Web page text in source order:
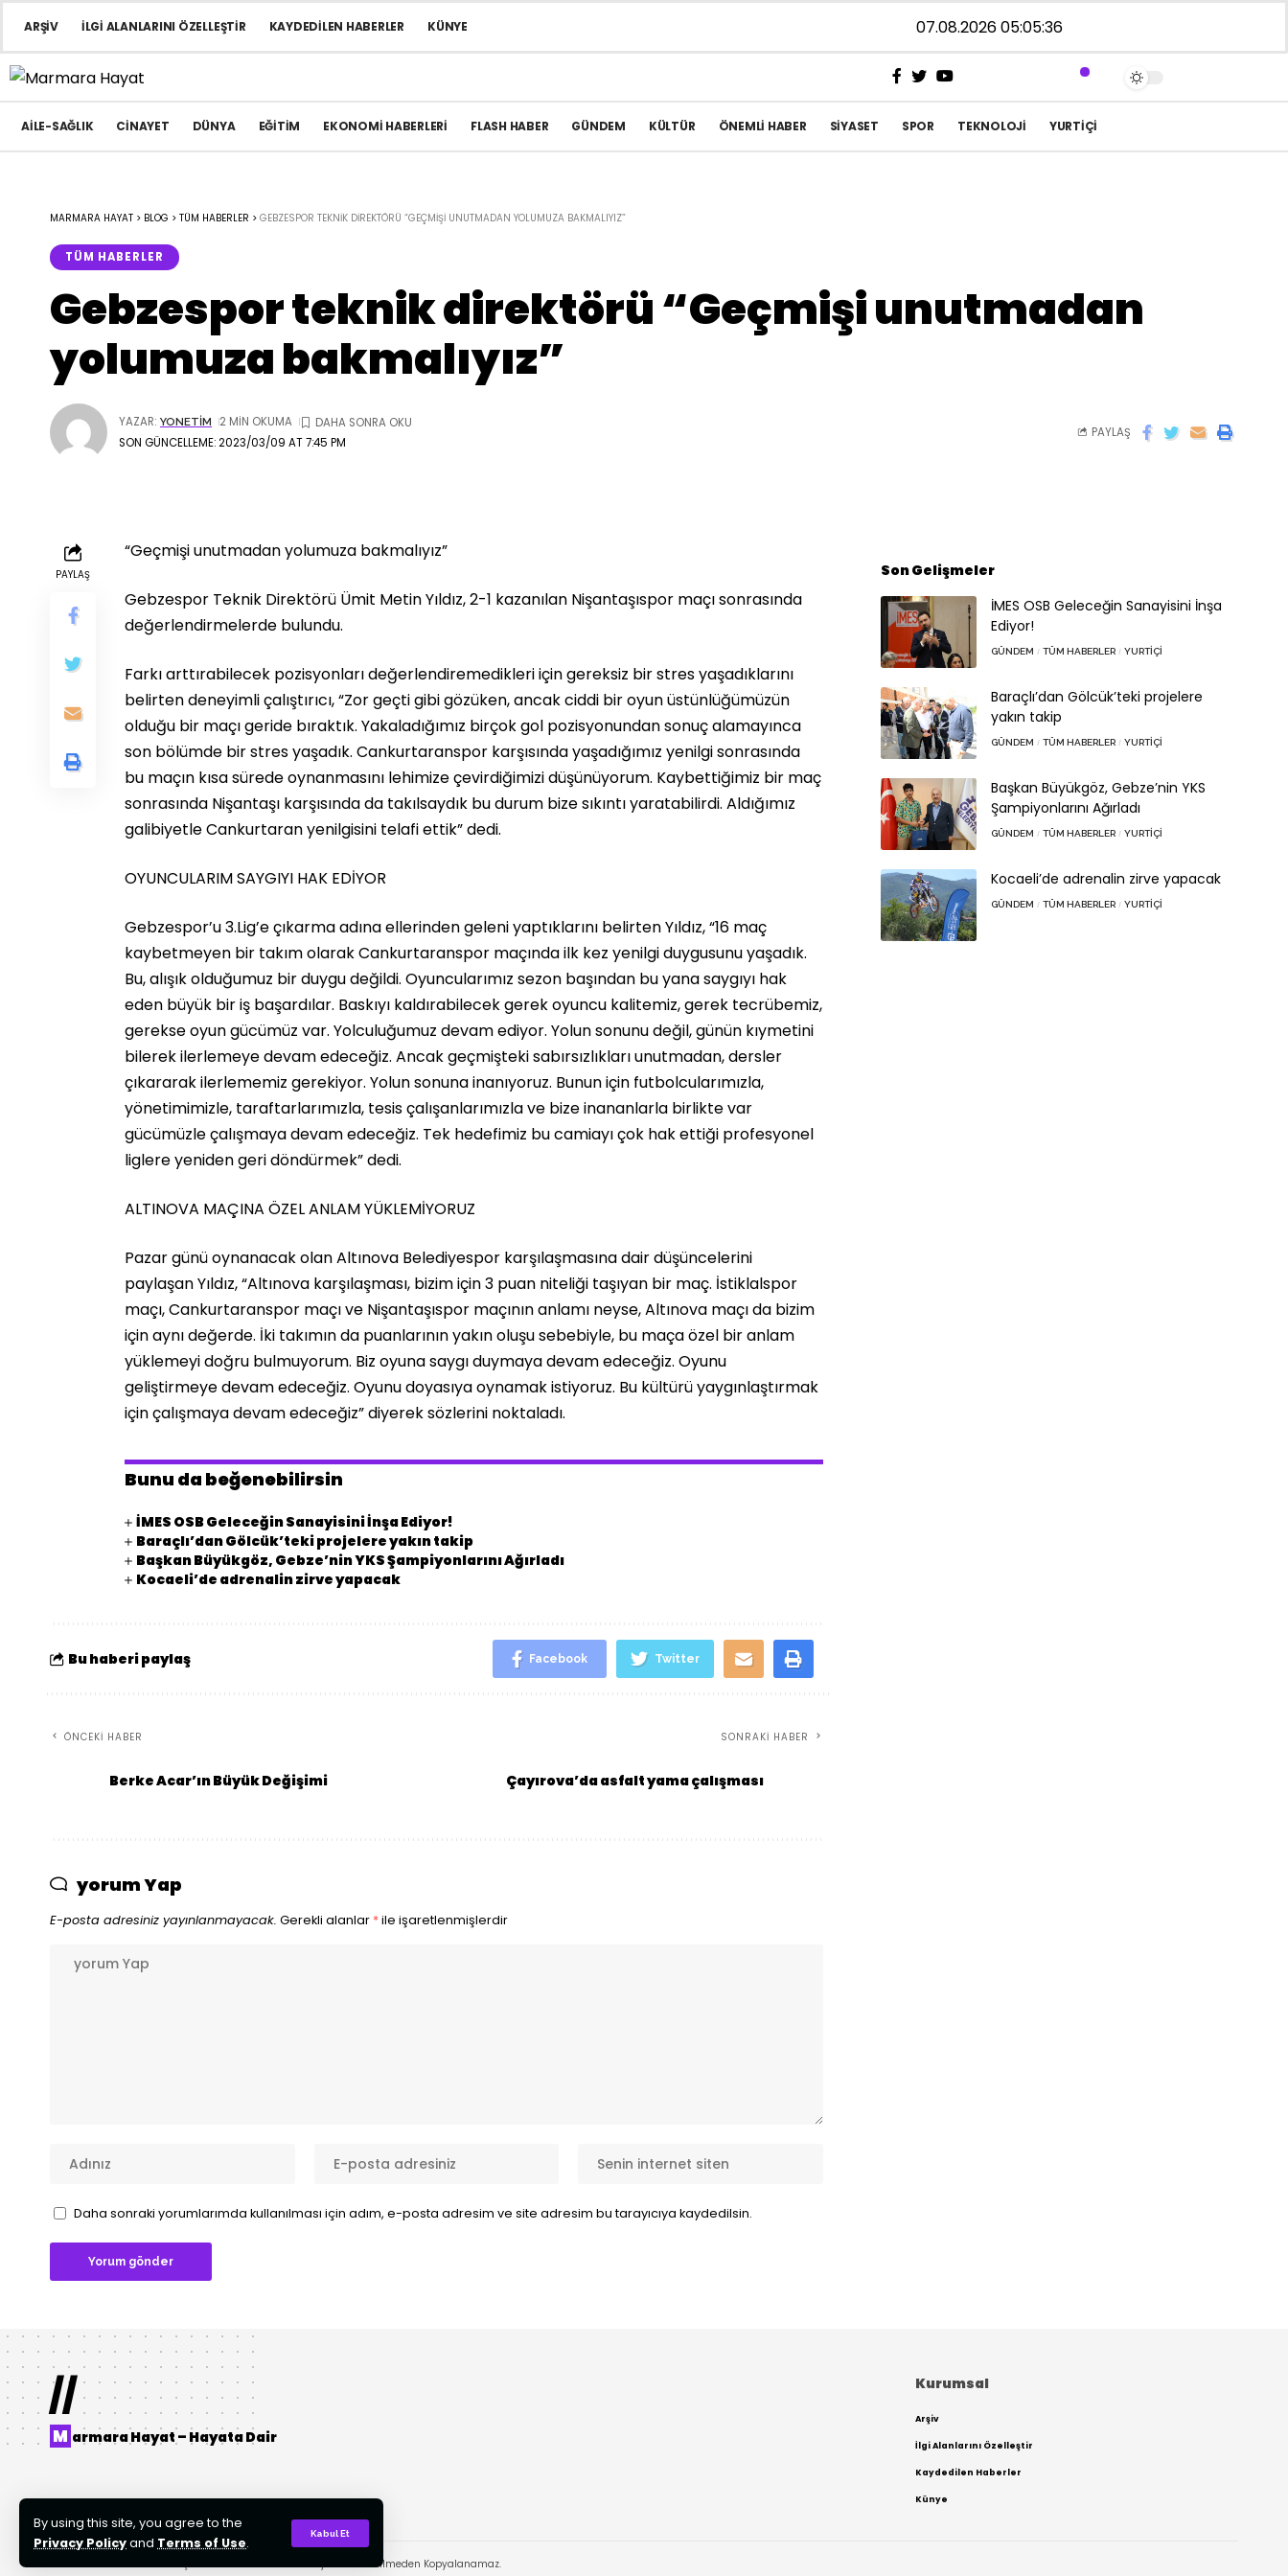
By using this site, you agree to the
Privacy Policyand Terms of Use.
Kabul Et
ARŞIV İLGI ALANLARINI ÖZELLEŞTIR KAYDEDILEN HABERLER KÜNYE 07.08.2026 05:05:36
AILE-SAĞLIK CINAYET DÜNYA EĞITIM EKONOMI HABERLERI FLASH HABER GÜNDEM KÜLTÜR ÖNEMLI HABER SIYASET SPOR TEKNOLOJI YURTIÇI
MARMARA HAYAT > BLOG > TÜM HABERLER > GEBZESPOR TEKNIK DIREKTÖRÜ “GEÇMIŞI UNUTMADAN YOLUMUZA BAKMALIYIZ”
TÜM HABERLER
Gebzespor teknik direktörü “Geçmişi unutmadan
yolumuza bakmalıyız”
SON GÜNCELLEME: 2023/03/09 AT 7:45 PM
YAZAR: YONETIM 2 MIN OKUMA
PAYLAŞ
PAYLAŞ
“Geçmişi unutmadan yolumuza bakmalıyız”
Gebzespor Teknik Direktörü Ümit Metin Yıldız, 2-1 kazanılan Nişantaşıspor maçı sonrasında
değerlendirmelerde bulundu.
Farkı arttırabilecek pozisyonları değerlendiremedikleri için gereksiz bir stres yaşadıklarını
belirten deneyimli çalıştırıcı, “Zor geçti gibi gözüken, ancak ciddi bir oyun üstünlüğümüzün
olduğu bir maçı geride bıraktık. Yakaladığımız birçok gol pozisyonundan sonuç alamayınca
son bölümde bir stres yaşadık. Cankurtaranspor karşısında yaşadığımız yenilgi sonrasında
bu maçın kısa sürede oynanmasını lehimize çevirdiğimizi düşünüyorum. Kaybettiğimiz bir maç
sonrasında Nişantaşı karşısında da takılsaydık bu durum bize sıkıntı yaratabilirdi. Aldığımız
galibiyetle Cankurtaran yenilgisini telafi ettik” dedi.
OYUNCULARIM SAYGIYI HAK EDİYOR
Gebzespor’u 3.Lig’e çıkarma adına ellerinden geleni yaptıklarını belirten Yıldız, “16 maç
kaybetmeyen bir takım olarak Cankurtaranspor maçında ilk kez yenilgi duygusunu yaşadık.
Bu, alışık olduğumuz bir duygu değildi. Oyuncularımız sezon başından bu yana saygıyı hak
eden büyük bir iş başardılar. Baskıyı kaldırabilecek gerek oyuncu kalitemiz, gerek tecrübemiz,
gerekse oyun gücümüz var. Yolculuğumuz devam ediyor. Yolun sonunu değil, günün kıymetini
bilerek ilerlemeye devam edeceğiz. Ancak geçmişteki sabırsızlıkları unutmadan, dersler
çıkararak ilerlememiz gerekiyor. Yolun sonuna inanıyoruz. Bunun için futbolcularımızla,
yönetimimizle, taraftarlarımızla, tesis çalışanlarımızla ve bize inananlarla birlikte var
gücümüzle çalışmaya devam edeceğiz. Tek hedefimiz bu camiayı çok hak ettiği profesyonel
liglere yeniden geri döndürmek” dedi.
ALTINOVA MAÇINA ÖZEL ANLAM YÜKLEMİYORUZ
Pazar günü oynanacak olan Altınova Belediyespor karşılaşmasına dair düşüncelerini
paylaşan Yıldız, “Altınova karşılaşması, bizim için 3 puan niteliği taşıyan bir maç. İstiklalspor
maçı, Cankurtaranspor maçı ve Nişantaşıspor maçının anlamı neyse, Altınova maçı da bizim
için aynı değerde. İki takımın da puanlarının yakın oluşu sebebiyle, bu maça özel bir anlam
yüklemeyi doğru bulmuyorum. Biz oyuna saygı duymaya devam edeceğiz. Oyunu
geliştirmeye devam edeceğiz. Oyunu doyasıya oynamak istiyoruz. Bu kültürü yaygınlaştırmak
için çalışmaya devam edeceğiz” diyerek sözlerini noktaladı.
Bunu da beğenebilirsin
İMES OSB Geleceğin Sanayisini İnşa Ediyor!
Baraçlı’dan Gölcük’teki projelere yakın takip
Başkan Büyükgöz, Gebze’nin YKS Şampiyonlarını Ağırladı
Kocaeli’de adrenalin zirve yapacak
Bu haberi paylaş Facebook Twitter
ÖNCEKI HABER
Berke Acar’ın Büyük Değişimi
SONRAKI HABER
Çayırova’da asfalt yama çalışması
yorum Yap
E-posta adresiniz yayınlanmayacak. Gerekli alanlar *ile işaretlenmişlerdir
Daha sonraki yorumlarımda kullanılması için adım, e-posta adresim ve site adresim bu tarayıcıya kaydedilsin.
Son Gelişmeler
İMES OSB Geleceğin Sanayisini İnşa
Ediyor!
GÜNDEM TÜM HABERLER YURTIÇI
Baraçlı’dan Gölcük’teki projelere
yakın takip
GÜNDEM TÜM HABERLER YURTIÇI
Başkan Büyükgöz, Gebze’nin YKS
Şampiyonlarını Ağırladı
GÜNDEM TÜM HABERLER YURTIÇI
Kocaeli’de adrenalin zirve yapacak
GÜNDEM TÜM HABERLER YURTIÇI
//
M armara Hayat – Hayata Dair
Kurumsal
Arşiv
İlgi Alanlarını Özelleştir
Kaydedilen Haberler
Künye
© 2022 Tasarım: AKTOR Bilişim. Tüm Hakları Gizlidir. Kaynak Gösterilmeden Kopyalanamaz.